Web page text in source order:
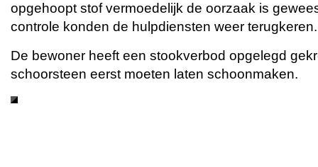
opgehoopt stof vermoedelijk de oorzaak is
controle konden de hulpdiensten weer terugkeren.
De bewoner heeft een stookverbod opgelegd
schoorsteen eerst moeten laten schoonmaken.